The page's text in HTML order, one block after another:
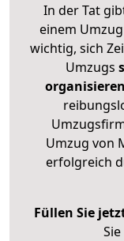
In der Tat
einem
wichtig, sich
Umzugs
organisieren
Umzug von
erfolgreich
Füllen Sie